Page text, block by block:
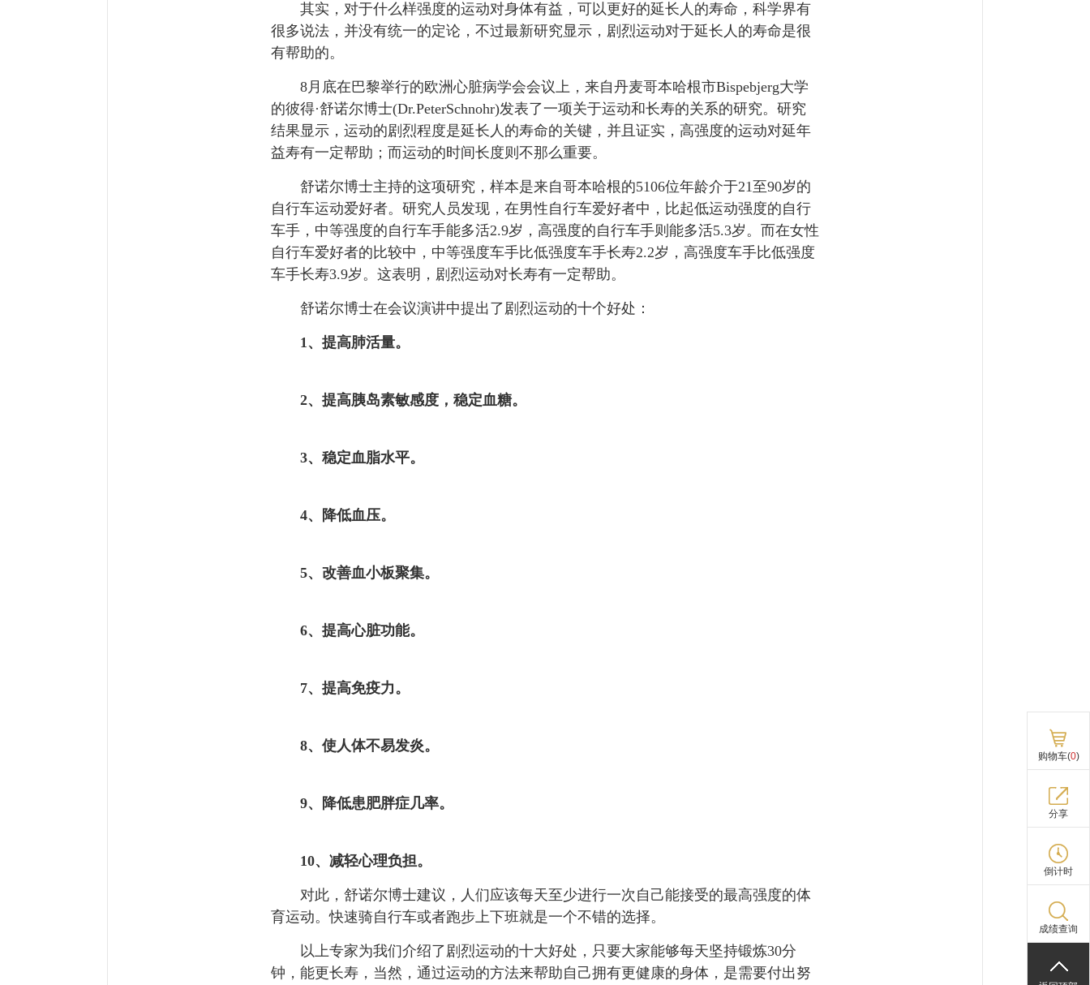
其实，对于什么样强度的运动对身体有益，可以更好的延长人的寿命，科学界有
很多说法，并没有统一的定论，不过最新研究显示，剧烈运动对于延长人的寿命是很
有帮助的。
8月底在巴黎举行的欧洲心脏病学会会议上，来自丹麦哥本哈根市Bispebjerg大学
的彼得·舒诺尔博士(Dr.PeterSchnohr)发表了一项关于运动和长寿的关系的研究。研究
结果显示，运动的剧烈程度是延长人的寿命的关键，并且证实，高强度的运动对延年
益寿有一定帮助；而运动的时间长度则不那么重要。
舒诺尔博士主持的这项研究，样本是来自哥本哈根的5106位年龄介于21至90岁的
自行车运动爱好者。研究人员发现，在男性自行车爱好者中，比起低运动强度的自行
车手，中等强度的自行车手能多活2.9岁，高强度的自行车手则能多活5.3岁。而在女性
自行车爱好者的比较中，中等强度车手比低强度车手长寿2.2岁，高强度车手比低强度
车手长寿3.9岁。这表明，剧烈运动对长寿有一定帮助。
舒诺尔博士在会议演讲中提出了剧烈运动的十个好处：
1、提高肺活量。
2、提高胰岛素敏感度，稳定血糖。
3、稳定血脂水平。
4、降低血压。
5、改善血小板聚集。
6、提高心脏功能。
7、提高免疫力。
8、使人体不易发炎。
9、降低患肥胖症几率。
10、减轻心理负担。
对此，舒诺尔博士建议，人们应该每天至少进行一次自己能接受的最高强度的体
育运动。快速骑自行车或者跑步上下班就是一个不错的选择。
以上专家为我们介绍了剧烈运动的十大好处，只要大家能够每天坚持锻炼30分
钟，能更长寿，当然，通过运动的方法来帮助自己拥有更健康的身体，是需要付出努
购物车(0)
分享
倒计时
成绩查询